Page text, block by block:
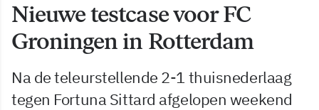
Nieuwe testcase voor FC
Groningen in Rotterdam
Na de teleurstellende 2-1 thuisnederlaag
tegen Fortuna Sittard afgelopen weekend